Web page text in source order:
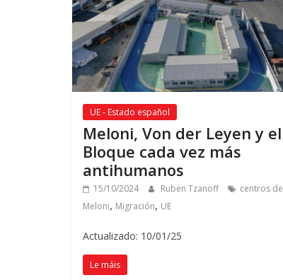
UE - Estado español
Meloni, Von der Leyen y el
Bloque cada vez más
antihumanos
15/10/2024 Ruben Tzanoff centros
Meloni, Migración, UE
Actualizado: 10/01/25
Le máis